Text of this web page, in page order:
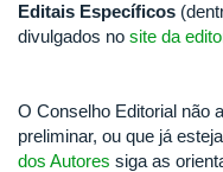
Editais Específicos
divulgados no site da
O Conselho Editorial não
preliminar, ou que já
dos Autores siga as